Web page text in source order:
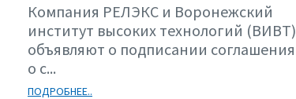
Компания РЕЛЭКС и Воронежский
институт высоких технологий (ВИВТ)
объявляют о подписании соглашения
о с...
ПОДРОБНЕЕ..